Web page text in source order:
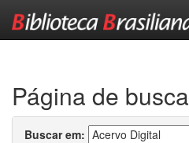
Página de busca
Buscar em: